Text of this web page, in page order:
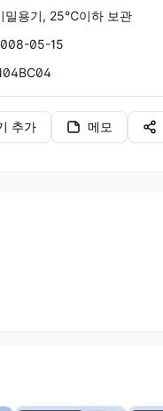
밀용기, 25℃이하 보관
05-15
추가 메모